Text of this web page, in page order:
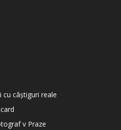
cu câștiguri reale
v Praze